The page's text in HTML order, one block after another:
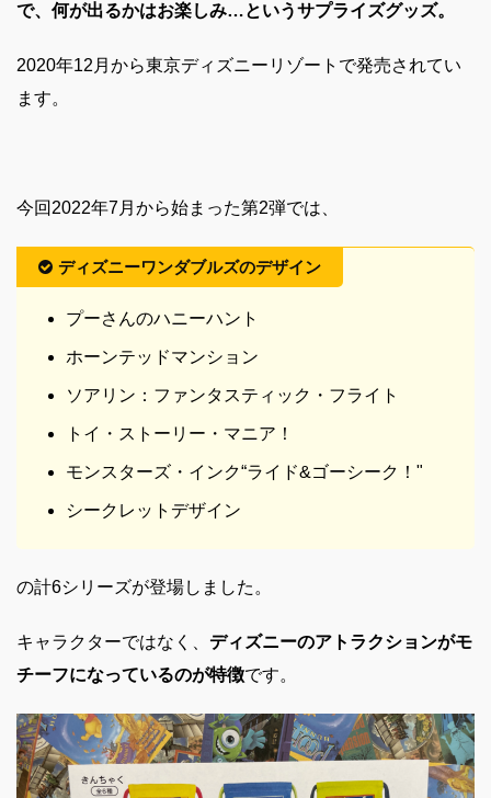
で、何が出るかはお楽しみ…というサプライズグッズ。
2020年12月から東京ディズニーリゾートで発売されてい
ます。
今回2022年7月から始まった第2弾では、
ディズニーワンダブルズのデザイン
プーさんのハニーハント
ホーンテッドマンション
ソアリン：ファンタスティック・フライト
トイ・ストーリー・マニア！
モンスターズ・インク“ライド&ゴーシーク！"
シークレットデザイン
の計6シリーズが登場しました。
キャラクターではなく、 ディズニーのアトラクションがモ
チーフになっているのが特徴です。